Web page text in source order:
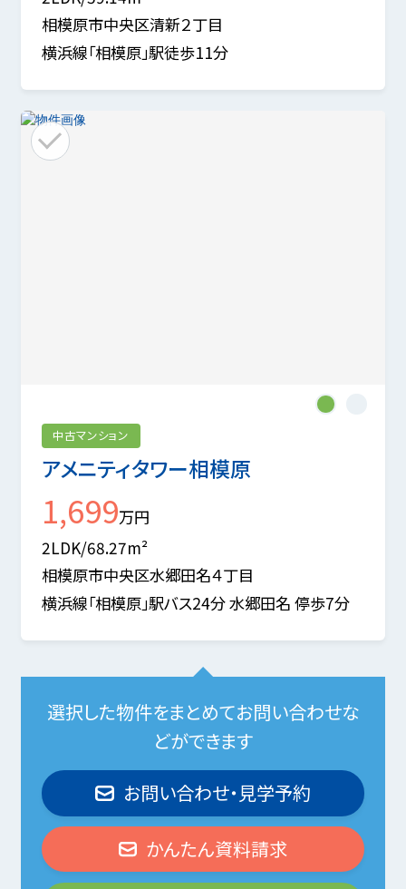
相模原市中央区清新２丁目
横浜線「相模原」駅徒歩11分
アメニティタワー相模原
中古マンション
1,699万円
2LDK/68.27m²
相模原市中央区水郷田名４丁目
横浜線「相模原」駅バス24分 水郷田名 停歩7分
選択した物件をまとめてお問い合わせな
どができます
お問い合わせ・見学予約
かんたん資料請求